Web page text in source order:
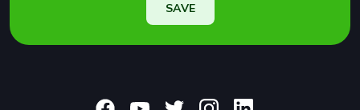
SAVE